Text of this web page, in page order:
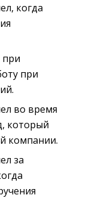
когда
при
во время
который
компании.
за